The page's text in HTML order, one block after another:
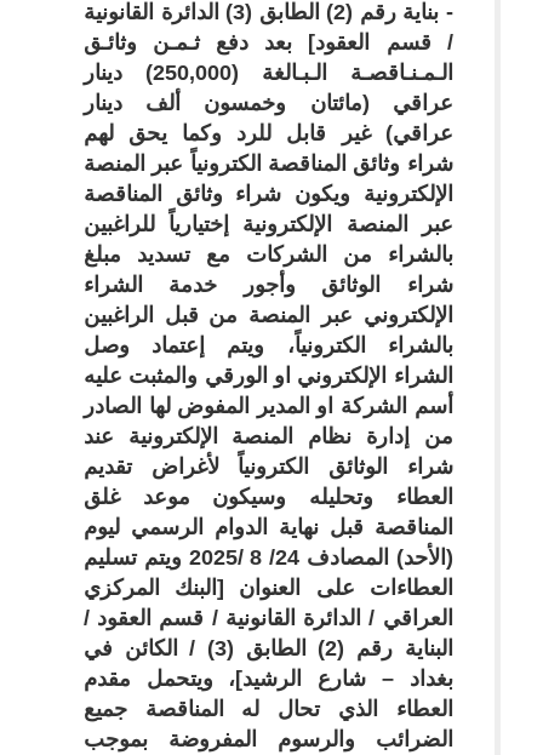
- بناية رقم (2) الطابق (3) الدائرة القانونية
/ قسم العقود] بعد دفع ثـمـن وثائـق
الـمـنـاقصـة الـبـالغة (250,000) دينار
عراقي (مائتان وخمسون ألف دينار
عراقي) غير قابل للرد وكما يحق لهم
شراء وثائق المناقصة الكترونياً عبر المنصة
الإلكترونية ويكون شراء وثائق المناقصة
عبر المنصة الإلكترونية إختيارياً للراغبين
بالشراء من الشركات مع تسديد مبلغ
شراء الوثائق وأجور خدمة الشراء
الإلكتروني عبر المنصة من قبل الراغبين
بالشراء الكترونياً، ويتم إعتماد وصل
الشراء الإلكتروني او الورقي والمثبت عليه
أسم الشركة او المدير المفوض لها الصادر
من إدارة نظام المنصة الإلكترونية عند
شراء الوثائق الكترونياً لأغراض تقديم
العطاء وتحليله وسيكون موعد غلق
المناقصة قبل نهاية الدوام الرسمي ليوم
(الأحد) المصادف 24/ 8 /2025 و
يتم تسليم
العطاءات على العنوان [البنك المركزي
العراقي / الدائرة القانونية / قسم العقود /
البناية رقم (2) الطابق (3) / الكائن في
بغداد – شارع الرشيد]، ويتحمل مقدم
العطاء الذي تحال له المناقصة جميع
الضرائب والرسوم المفروضة بموجب